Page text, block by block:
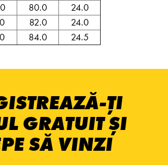
80.0
24.0
82.0
24.0
84.0 24.5
ȚI
GRATUIT ȘI
SĂ VINZI